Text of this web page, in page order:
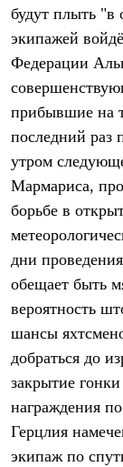
Куртки
Брюки
Жилеты
Утепленная
Брюки
Штормовая
Софтшелл
Куртки
Брюки
Лёгкая одежда
Рубашки
Футболки
Брюки
Термобелье
Среднее
Легкое
Флисовая одежда
Куртки
Брюки
Детская одежда
Утепленная пухом
Комбинезоны
Куртки
будут плыть "в
экипажей
Федерации
прибывшие на
последний раз
утром
Мармариса,
борьбе в
дни
обещает быть
вероятность
шансы
добраться до
закрытие
награждения
Герцлия
экипаж по